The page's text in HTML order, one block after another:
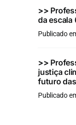
>>
da escala
Publicado
>>
justiça
futuro
Publicado